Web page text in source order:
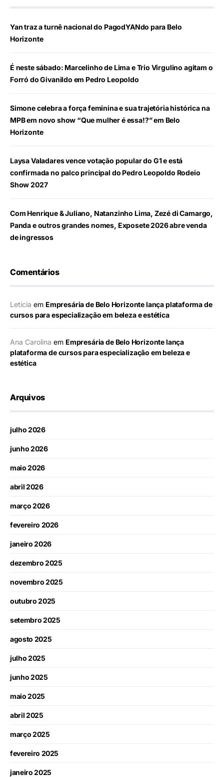
Yan traz a turnê nacional do PagodYANdo para Belo
Horizonte
É neste sábado: Marcelinho de Lima e Trio Virgulino agitam o
Forró do Givanildo em Pedro Leopoldo
Simone celebra a força feminina e sua trajetória histórica na
MPB em novo show “Que mulher é essa!?” em Belo
Horizonte
Laysa Valadares vence votação popular do G1 e está
confirmada no palco principal do Pedro Leopoldo Rodeio
Show 2027
Com Henrique & Juliano, Natanzinho Lima, Zezé di Camargo,
Panda e outros grandes nomes, Exposete 2026 abre venda
de ingressos
Comentários
Leticia em Empresária de Belo Horizonte lança plataforma de
cursos para especialização em beleza e estética
Ana Carolina em Empresária de Belo Horizonte lança
plataforma de cursos para especialização em beleza e
estética
Arquivos
julho 2026
junho 2026
maio 2026
abril 2026
março 2026
fevereiro 2026
janeiro 2026
dezembro 2025
novembro 2025
outubro 2025
setembro 2025
agosto 2025
julho 2025
junho 2025
maio 2025
abril 2025
março 2025
fevereiro 2025
janeiro 2025